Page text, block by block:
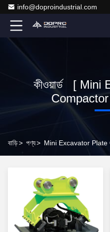
info@doproindustrial.com
কীওয়ার্ড [
Compactor
বাড়ি> পণ্য> Mini Excavator Plate